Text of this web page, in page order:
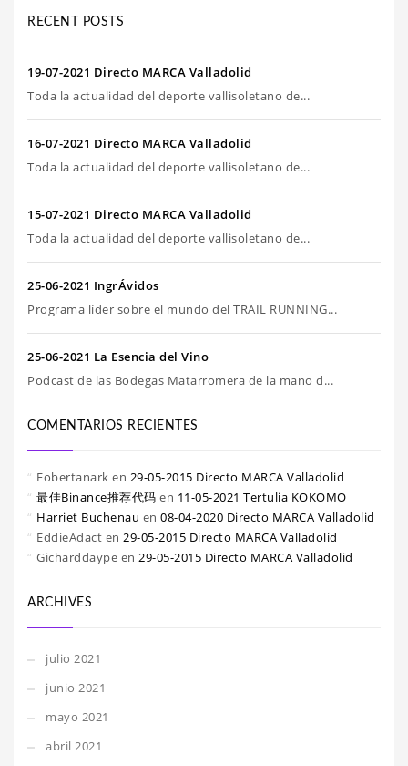
RECENT POSTS
19-07-2021 Directo MARCA Valladolid
Toda la actualidad del deporte vallisoletano de...
16-07-2021 Directo MARCA Valladolid
Toda la actualidad del deporte vallisoletano de...
15-07-2021 Directo MARCA Valladolid
Toda la actualidad del deporte vallisoletano de...
25-06-2021 IngrÁvidos
Programa líder sobre el mundo del TRAIL RUNNING...
25-06-2021 La Esencia del Vino
Podcast de las Bodegas Matarromera de la mano d...
COMENTARIOS RECIENTES
Fobertanark en 29-05-2015 Directo MARCA Valladolid
最佳Binance推荐代码 en 11-05-2021 Tertulia KOKOMO
Harriet Buchenau en 08-04-2020 Directo MARCA Valladolid
EddieAdact en 29-05-2015 Directo MARCA Valladolid
Gicharddaype en 29-05-2015 Directo MARCA Valladolid
ARCHIVES
julio 2021
junio 2021
mayo 2021
abril 2021